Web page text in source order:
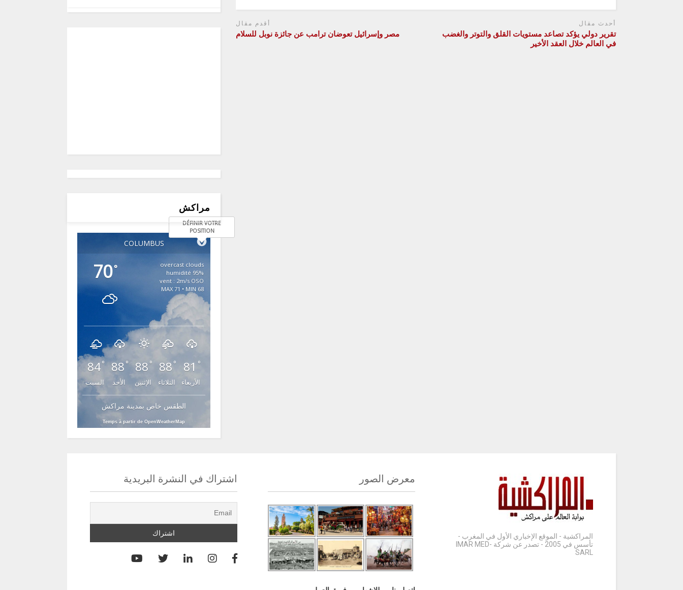
أحدث مقال
تقرير دولي يؤكد تصاعد مستويات القلق والتوتر والغضب
في العالم خلال العقد الأخير
أقدم مقال
مصر وإسرائيل تعوضان ترامب عن جائزة نوبل للسلام
مراكش
COLUMBUS
DÉFINIR VOTRE
POSITION
70°
overcast clouds
95% humidité
vent : 2m/s OSO
MAX 71 • MIN 68
84°
السبت
88 °
الأحد
88 °
الإثنين
88 °
الثلاثاء
81 °
الأربعاء
الطقس خاص بمدينة مراكش
Temps à partir de OpenWeatherMap
المراكشية - الموقع الإخباري الأول في المغرب -
تأسس في 2005 - تصدر عن شركة IMAR MED-
SARL
معرض الصور اشتراك في النشرة البريدية